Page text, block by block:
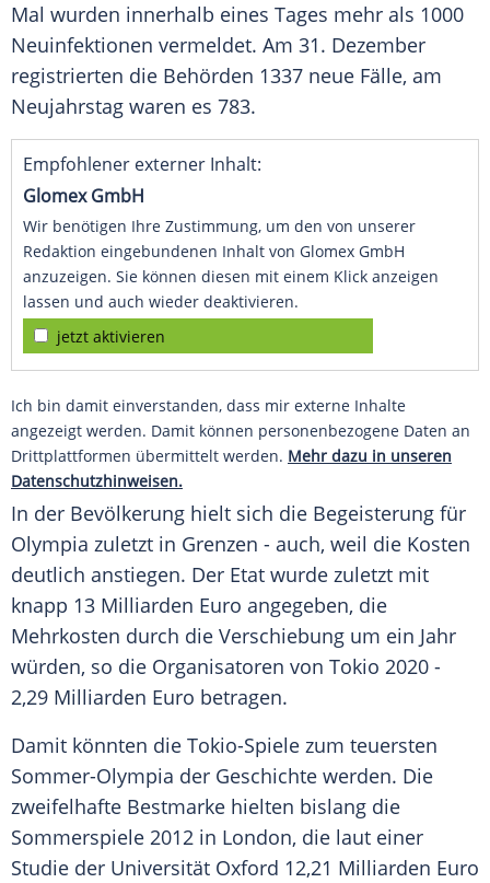
Mal wurden innerhalb eines Tages mehr als 1000
Neuinfektionen vermeldet. Am 31. Dezember
registrierten die Behörden 1337 neue Fälle, am
Neujahrstag waren es 783.
Empfohlener externer Inhalt:
Glomex GmbH
Wir benötigen Ihre Zustimmung, um den von unserer
Redaktion eingebundenen Inhalt von Glomex GmbH
anzuzeigen. Sie können diesen mit einem Klick anzeigen
lassen und auch wieder deaktivieren.
jetzt aktivieren
Ich bin damit einverstanden, dass mir externe Inhalte
angezeigt werden. Damit können personenbezogene Daten an
Drittplattformen übermittelt werden. Mehr dazu in unseren
Datenschutzhinweisen.
In der Bevölkerung hielt sich die Begeisterung für
Olympia zuletzt in Grenzen - auch, weil die Kosten
deutlich anstiegen. Der Etat wurde zuletzt mit
knapp 13 Milliarden Euro angegeben, die
Mehrkosten durch die Verschiebung um ein Jahr
würden, so die Organisatoren von Tokio 2020 -
2,29 Milliarden Euro betragen.
Damit könnten die Tokio-Spiele zum teuersten
Sommer-Olympia der Geschichte werden. Die
zweifelhafte Bestmarke hielten bislang die
Sommerspiele 2012 in London, die laut einer
Studie der Universität Oxford 12,21 Milliarden Euro